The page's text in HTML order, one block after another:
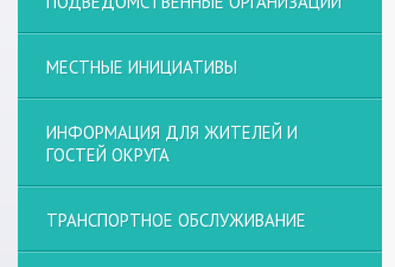
МЕСТНЫЕ ИНИЦИАТИВЫ
ИНФОРМАЦИЯ ДЛЯ ЖИТЕЛЕЙ И
ГОСТЕЙ ОКРУГА
ТРАНСПОРТНОЕ ОБСЛУЖИВАНИЕ